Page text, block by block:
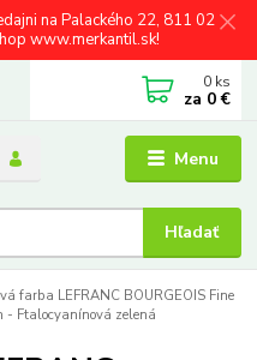
na Palackého 22, 811 02
www.merkantil.sk!
Menu
Hľadať
0 ks
za 0 €
farba LEFRANC BOURGEOIS Fine
Ftalocyanínová zelená